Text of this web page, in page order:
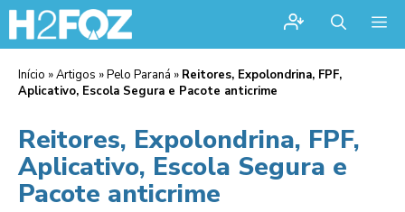
Início »Artigos »Pelo Paraná » Reitores, Expolondrina, FPF,
Aplicativo, Escola Segura e Pacote anticrime
Reitores, Expolondrina, FPF,
Aplicativo, Escola Segura e
Pacote anticrime